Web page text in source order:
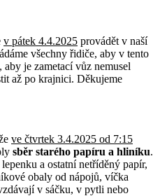
v pátek 4.4.2025 provádět v naší
všechny řidiče, aby v tento
je zametací vůz nemusel
až po krajnici. Děkujeme
ve čtvrtek 3.4.2025 od 7:15
sběr starého papíru a hliníku.
a ostatní netříděný papír,
obaly od nápojů, víčka
v sáčku, v pytli nebo